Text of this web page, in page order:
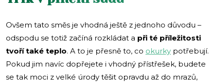
Ovšem tato směs je vhodná ještě z jednoho důvodu –
odspodu se totiž začíná rozkládat a při té příležitosti
tvoří také teplo. A to je přesně to, co okurky potřebují.
Pokud jim navíc dopřejete i vhodný přístřešek, budete
se tak moci z velké úrody těšit opravdu až do mrazů,